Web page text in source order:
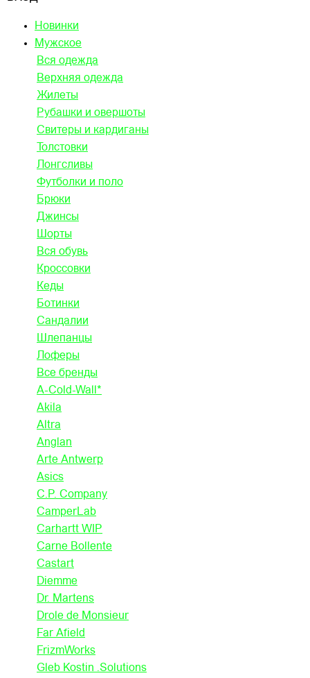
Новинки
Мужское
Вся одежда
Верхняя одежда
Жилеты
Рубашки и овершоты
Свитеры и кардиганы
Толстовки
Лонгсливы
Футболки и поло
Брюки
Джинсы
Шорты
Вся обувь
Кроссовки
Кеды
Ботинки
Сандалии
Шлепанцы
Лоферы
Все бренды
A-Cold-Wall*
Akila
Altra
Anglan
Arte Antwerp
Asics
C.P. Company
CamperLab
Carhartt WIP
Carne Bollente
Castart
Diemme
Dr. Martens
Drole de Monsieur
Far Afield
FrizmWorks
Gleb Kostin .Solutions